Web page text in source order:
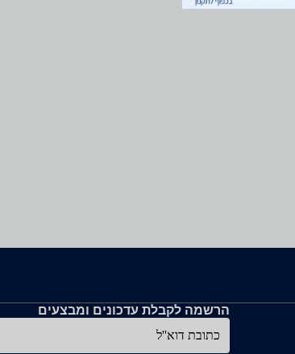
הרשמה לקבלת עדכונים ומבצעים
כתובת דוא''ל